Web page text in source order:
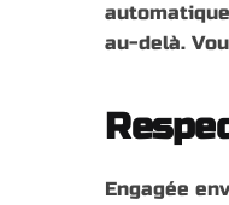
au-delà.
Engagée